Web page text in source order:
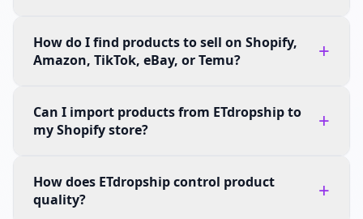
How do I find products to sell on Shopify,
Amazon, TikTok, eBay, or Temu?
+
Can I import products from ETdropship to
my Shopify store?
+
How does ETdropship control product
quality?
+